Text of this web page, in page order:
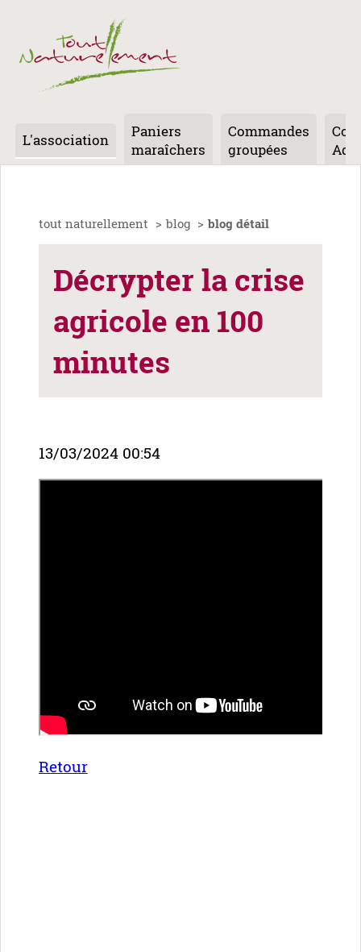
contenu
L'association
Paniers
maraîchers
Commandes
groupées
tout naturellement blog blog détail
Décrypter la crise
agricole en 100
minutes
13/03/2024 00:54
Retour